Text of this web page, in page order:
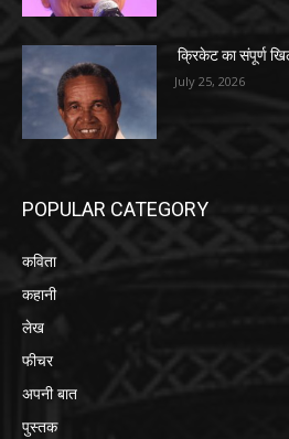
क्रिकेट का संपूर्ण
July 25, 2026
POPULAR CATEGORY
कविता
कहानी
लेख
फीचर
अपनी बात
पुस्तक